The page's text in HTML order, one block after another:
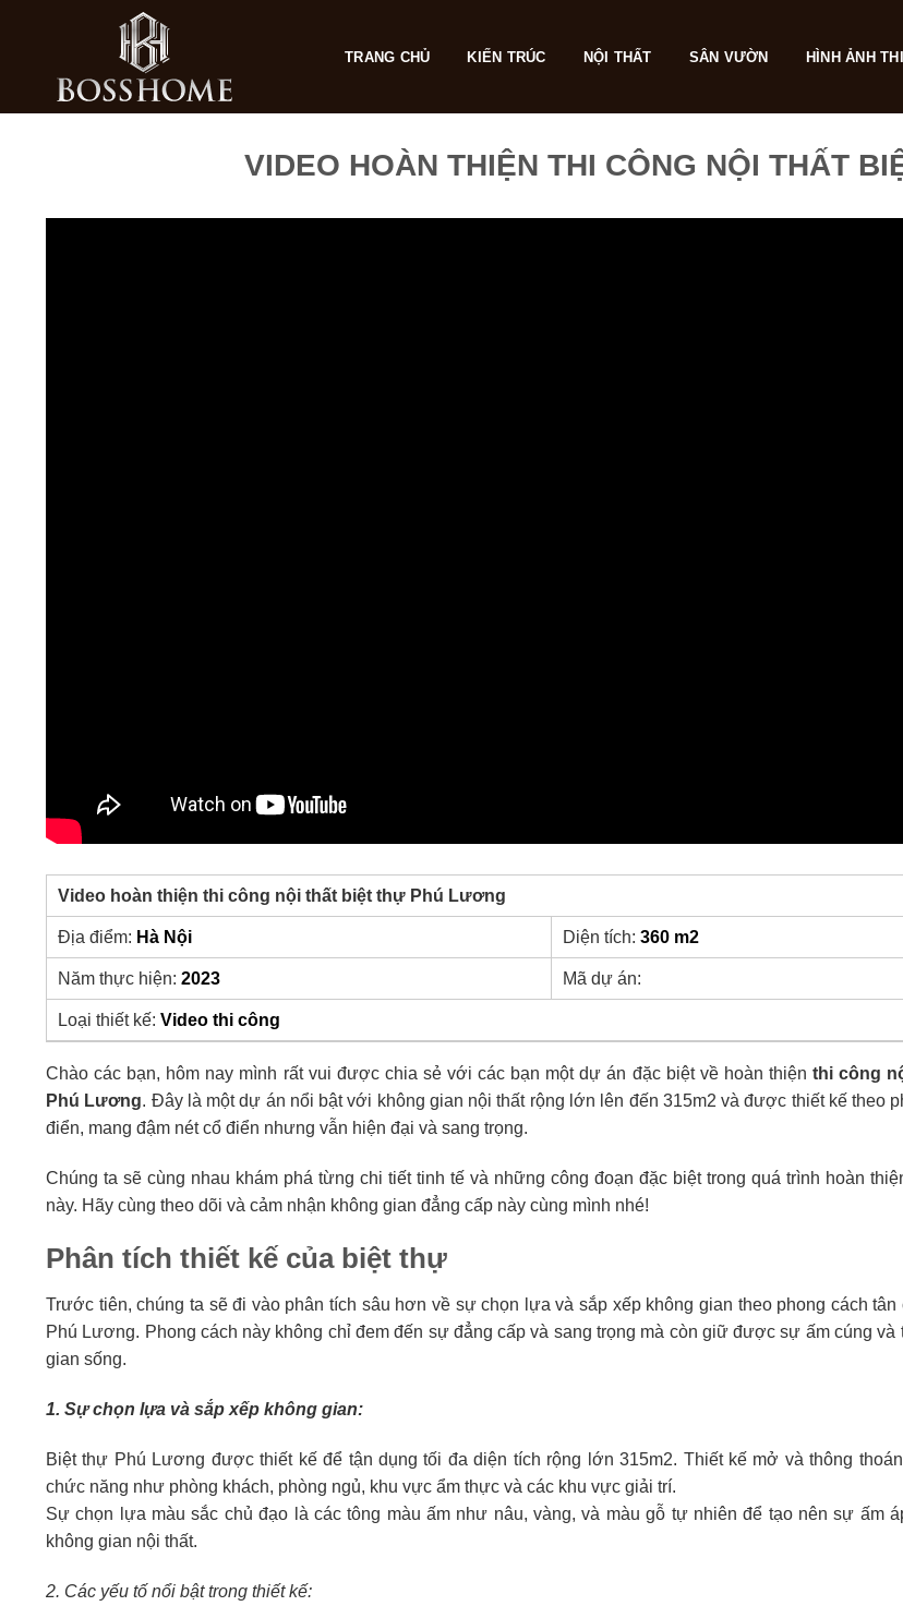
TRANG CHỦ KIẾN TRÚC NỘI THẤT SÂN VƯỜN HÌNH ẢNH
VIDEO HOÀN THIỆN THI CÔNG NỘI THẤT
Video hoàn thiện thi công nội thất biệt thự Phú Lương
Địa điểm: Hà Nội Diện tích: 360 m2
Năm thực hiện: 2023 Mã dự án:
Loại thiết kế: Video thi công
Chào các bạn, hôm nay mình rất vui được chia sẻ với các bạn một dự án đặc biệt về hoàn thiện thi công
Phú Lương. Đây là một dự án nổi bật với không gian nội thất rộng lớn lên đến 315m2 và được thiết kế theo
điển, mang đậm nét cổ điển nhưng vẫn hiện đại và sang trọng.
Chúng ta sẽ cùng nhau khám phá từng chi tiết tinh tế và những công đoạn đặc biệt trong quá trình hoàn
này. Hãy cùng theo dõi và cảm nhận không gian đẳng cấp này cùng mình nhé!
Phân tích thiết kế của biệt thự
Trước tiên, chúng ta sẽ đi vào phân tích sâu hơn về sự chọn lựa và sắp xếp không gian theo phong cách
Phú Lương. Phong cách này không chỉ đem đến sự đẳng cấp và sang trọng mà còn giữ được sự ấm cúng và
gian sống.
1. Sự chọn lựa và sắp xếp không gian:
Biệt thự Phú Lương được thiết kế để tận dụng tối đa diện tích rộng lớn 315m2. Thiết kế mở và thông
chức năng như phòng khách, phòng ngủ, khu vực ẩm thực và các khu vực giải trí.
Sự chọn lựa màu sắc chủ đạo là các tông màu ấm như nâu, vàng, và màu gỗ tự nhiên để tạo nên sự ấm
không gian nội thất.
2. Các yếu tố nổi bật trong thiết kế: